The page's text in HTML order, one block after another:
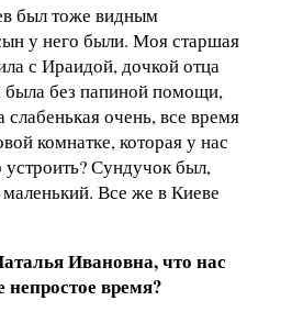
был тоже видным
у него были. Моя старшая
с Ираидой, дочкой отца
без папиной помощи,
очень, все время
комнатке, которая у нас
Сундучок был,
маленький. Все же в Киеве
Ивановна, что нас
непростое время?